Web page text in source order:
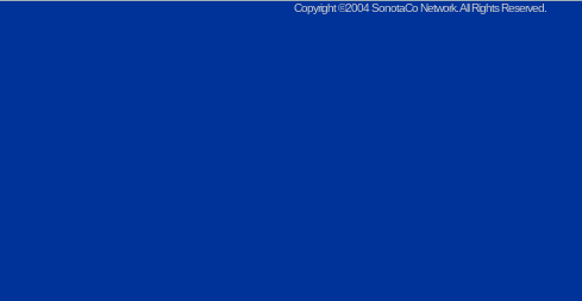
Copyright ©2004 SonotaCo Network. All Rights Reserved.